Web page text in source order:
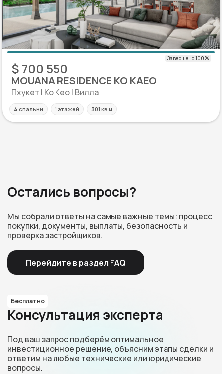
$ 700 550
MOUANA RESIDENCE KO KAEO
Пхукет | Ко Кео | Вилла
4 спальни 1 этажей 301 кв.м
Остались вопросы?
Мы собрали ответы на самые важные темы: процесс
покупки, документы, выплаты, безопасность и
проверка застройщиков.
Перейдите в раздел FAQ
Бесплатно
Консультация эксперта
Под ваш запрос подберём оптимальное
инвестиционное решение, объясним этапы сделки и
ответим на любые технические или юридические
вопросы.